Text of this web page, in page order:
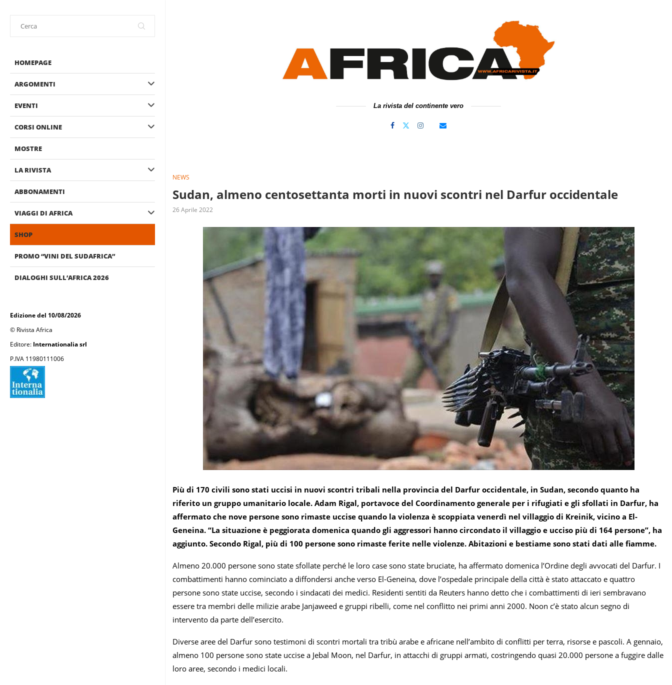
HOMEPAGE
ARGOMENTI
EVENTI
CORSI ONLINE
MOSTRE
LA RIVISTA
ABBONAMENTI
VIAGGI DI AFRICA
SHOP
PROMO “VINI DEL SUDAFRICA”
DIALOGHI SULL’AFRICA 2026
Edizione del 10/08/2026
© Rivista Africa
Editore: Internationalia srl
P.IVA 11980111006
La rivista del continente vero
NEWS
Sudan, almeno centosettanta morti in nuovi scontri nel Darfur occidentale
26 Aprile 2022
Più di 170 civili sono stati uccisi in nuovi scontri tribali nella provincia del Darfur occidentale, in Sudan, secondo quanto ha
riferito un gruppo umanitario locale. Adam Rigal, portavoce del Coordinamento generale per i rifugiati e gli sfollati in Darfur, ha
affermato che nove persone sono rimaste uccise quando la violenza è scoppiata venerdì nel villaggio di Kreinik, vicino a El-
Geneina. “La situazione è peggiorata domenica quando gli aggressori hanno circondato il villaggio e ucciso più di 164 persone”, ha
aggiunto. Secondo Rigal, più di 100 persone sono rimaste ferite nelle violenze. Abitazioni e bestiame sono stati dati alle fiamme.
Almeno 20.000 persone sono state sfollate perché le loro case sono state bruciate, ha affermato domenica l’Ordine degli avvocati del Darfur. I
combattimenti hanno cominciato a diffondersi anche verso El-Geneina, dove l’ospedale principale della città è stato attaccato e quattro
persone sono state uccise, secondo i sindacati dei medici. Residenti sentiti da Reuters hanno detto che i combattimenti di ieri sembravano
essere tra membri delle milizie arabe Janjaweed e gruppi ribelli, come nel conflitto nei primi anni 2000. Noon c’è stato alcun segno di
intervento da parte dell’esercito.
Diverse aree del Darfur sono testimoni di scontri mortali tra tribù arabe e africane nell’ambito di conflitti per terra, risorse e pascoli. A gennaio,
almeno 100 persone sono state uccise a Jebal Moon, nel Darfur, in attacchi di gruppi armati, costringendo quasi 20.000 persone a fuggire dalle
loro aree, secondo i medici locali.